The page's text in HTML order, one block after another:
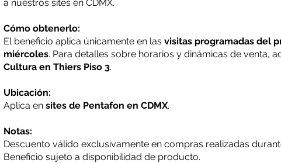
a nuestros sites en CDMX.
Cómo obtenerlo:
El beneficio aplica únicamente en las visitas programadas del
miércoles. Para detalles sobre horarios y dinámicas de venta,
Cultura en Thiers Piso 3.
Ubicación:
Aplica en sites de Pentafon en CDMX.
Notas:
Descuento válido exclusivamente en compras realizadas
Beneficio sujeto a disponibilidad de producto.